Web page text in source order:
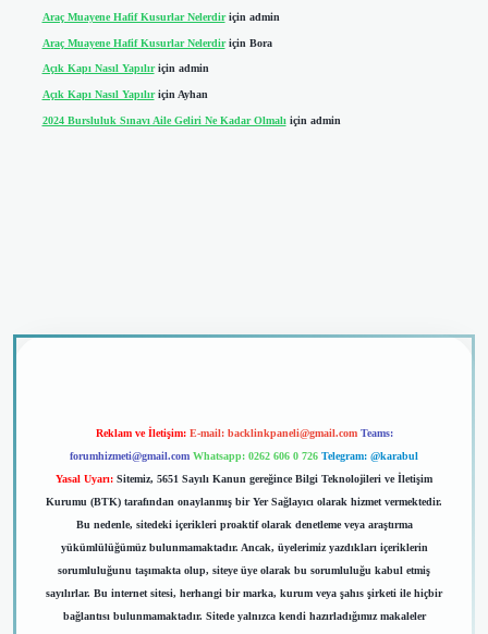
Araç Muayene Hafif Kusurlar Nelerdiriçin admin
Araç Muayene Hafif Kusurlar Nelerdiriçin Bora
Açık Kapı Nasıl Yapılıriçin admin
Açık Kapı Nasıl Yapılıriçin Ayhan
2024 Bursluluk Sınavı Aile Geliri Ne Kadar Olmalıiçin admin
Reklam ve İletişim: E-mail: backlinkpaneli@gmail.com Teams:
forumhizmeti@gmail.com Whatsapp: 0262 606 0 726 Telegram: @karabul
Yasal Uyarı: Sitemiz, 5651 Sayılı Kanun gereğince Bilgi Teknolojileri ve İletişim
Kurumu (BTK) tarafından onaylanmış bir Yer Sağlayıcı olarak hizmet vermektedir.
Bu nedenle, sitedeki içerikleri proaktif olarak denetleme veya araştırma
yükümlülüğümüz bulunmamaktadır. Ancak, üyelerimiz yazdıkları içeriklerin
sorumluluğunu taşımakta olup, siteye üye olarak bu sorumluluğu kabul etmiş
sayılırlar. Bu internet sitesi, herhangi bir marka, kurum veya şahıs şirketi ile hiçbir
bağlantısı bulunmamaktadır. Sitede yalnızca kendi hazırladığımız makaleler